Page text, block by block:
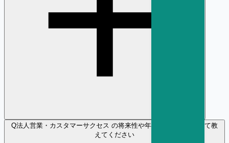
Q法人営業・カスタマーサクセス の将来性や年収の見通しについて教
えてください